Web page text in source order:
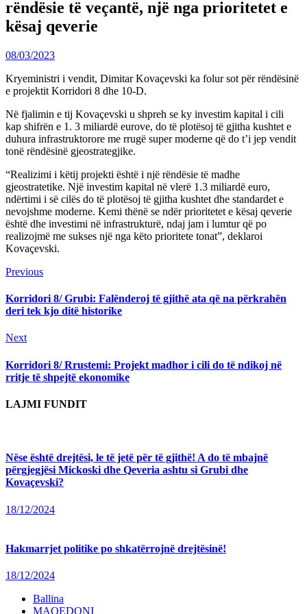
rëndësie të veçantë, një nga prioritetet e
kësaj qeverie
08/03/2023
Kryeministri i vendit, Dimitar Kovaçevski ka folur sot për rëndësinë
e projektit Korridori 8 dhe 10-D.
Në fjalimin e tij Kovaçevski u shpreh se ky investim kapital i cili
kap shifrën e 1. 3 miliardë eurove, do të plotësoj të gjitha kushtet e
duhura infrastruktorore me rrugë super moderne që do t’i jep vendit
tonë rëndësinë gjeostrategjike.
“Realizimi i këtij projekti është i një rëndësie të madhe
gjeostratetike. Një investim kapital në vlerë 1.3 miliardë euro,
ndërtimi i së cilës do të plotësoj të gjitha kushtet dhe standardet e
nevojshme moderne. Kemi thënë se ndër prioritetet e kësaj qeverie
është dhe investimi në infrastrukturë, ndaj jam i lumtur që po
realizojmë me sukses një nga këto prioritete tonat”, deklaroi
Kovaçevski.
Continue
Reading
PreviousPrevious
Korridori 8/ Grubi: Falënderoj të gjithë ata që na përkrahën
deri tek kjo ditë historike
NextNext
Korridori 8/ Rrustemi: Projekt madhor i cili do të ndikoj në
rritje të shpejtë ekonomike
LAJMI FUNDIT
Nëse është drejtësi, le të jetë për të gjithë! A do të mbajnë
përgjegjësi Mickoski dhe Qeveria ashtu si Grubi dhe
Kovaçevski?
18/12/2024
Hakmarrjet politike po shkatërrojnë drejtësinë!
18/12/2024
Ballina
MAQEDONI